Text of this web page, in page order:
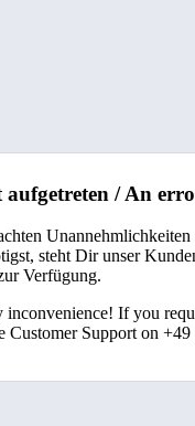
aufgetreten / An
steht Dir unser
Verfügung.
If you
Customer Support on